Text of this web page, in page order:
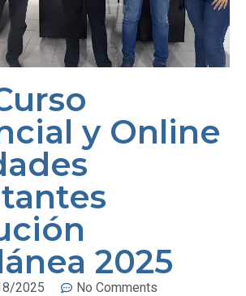
y Online
2025
2025 No Comments